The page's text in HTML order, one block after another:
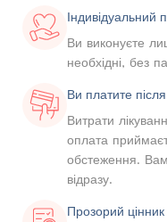
Індивідуальний
Ви виконуєте
необхідні, без
Ви платите
Витрати
оплата
обстеження.
відразу.
Прозорий цінник